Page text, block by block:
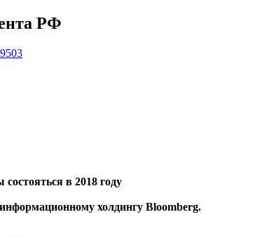
РФ
в 2018 году
холдингу Bloomberg.